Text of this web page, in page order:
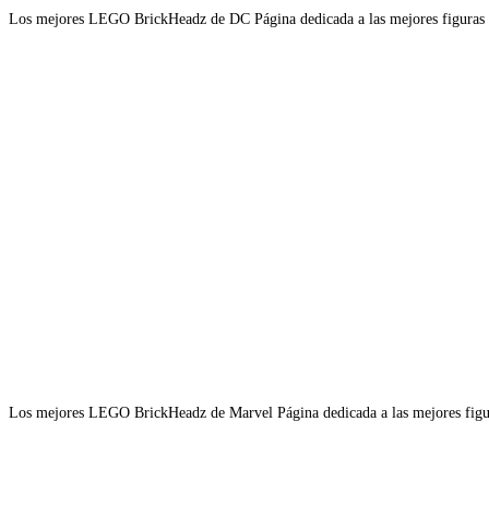
Los mejores LEGO BrickHeadz de DC Página dedicada a las mejores
Los mejores LEGO BrickHeadz de Marvel Página dedicada a las mejores